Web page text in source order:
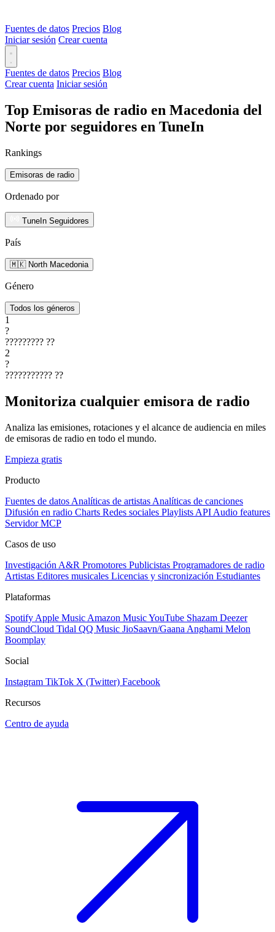
Fuentes de datos Precios Blog
Iniciar sesión Crear cuenta
Fuentes de datos Precios Blog
Crear cuenta Iniciar sesión
Top Emisoras de radio en Macedonia del
Norte por seguidores en TuneIn
Rankings
Emisoras de radio
Ordenado por
TuneIn Seguidores
País
🇲🇰 North Macedonia
Género
Todos los géneros
1
?
????????? ??
2
?
??????????? ??
Monitoriza cualquier emisora de radio
Analiza las emisiones, rotaciones y el alcance de audiencia en miles
de emisoras de radio en todo el mundo.
Empieza gratis
Producto
Fuentes de datos Analíticas de artistas Analíticas de canciones
Difusión en radio Charts Redes sociales Playlists API Audio features
Servidor MCP
Casos de uso
Investigación A&R Promotores Publicistas Programadores de radio
Artistas Editores musicales Licencias y sincronización Estudiantes
Plataformas
Spotify Apple Music Amazon MusicYouTube Shazam Deezer
SoundCloud Tidal QQ Music JioSaavn/Gaana Anghami Melon
Boomplay
Social
Instagram TikTok X (Twitter) Facebook
Recursos
Centro de ayuda